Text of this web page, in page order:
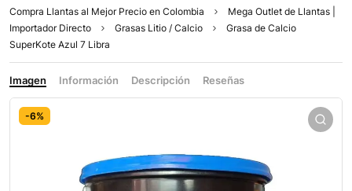
Compra Llantas al Mejor Precio en Colombia
Mega Outlet de Llantas |
Importador Directo
Grasas Litio / Calcio
Grasa de Calcio
SuperKote Azul 7 Libra
Imagen Información Descripción Reseñas
-6%